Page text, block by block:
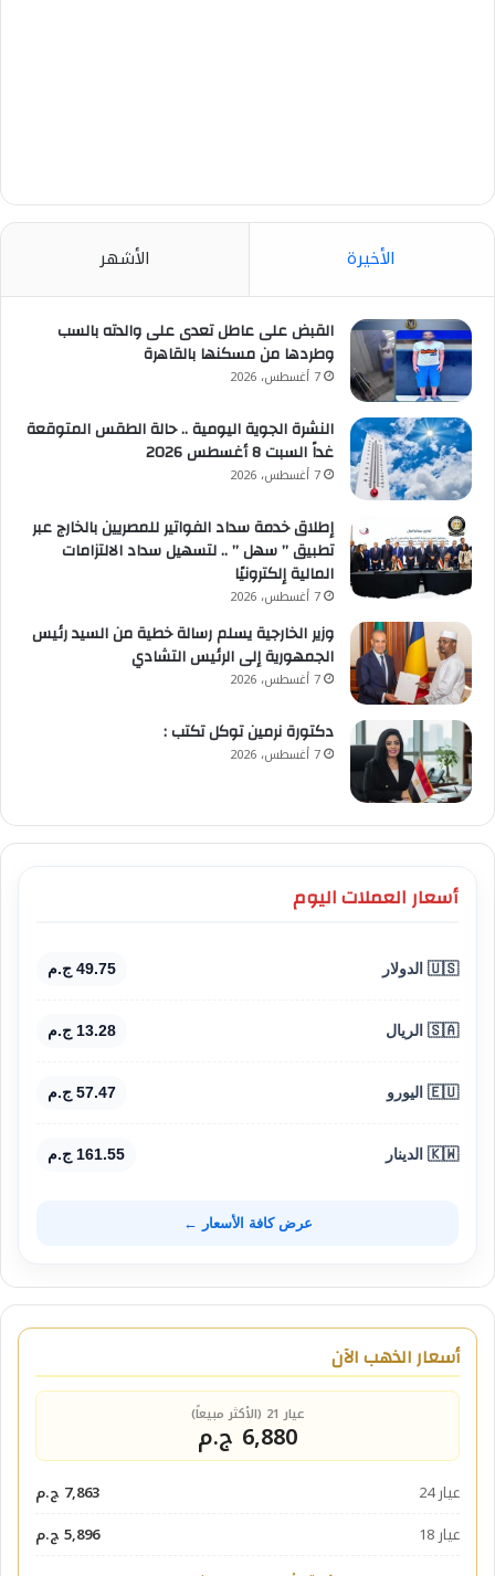
الأخيرة الأشهر
القبض على عاطل تعدى على والدته بالسب
وطردها من مسكنها بالقاهرة
7 أغسطس، 2026
النشرة الجوية اليومية .. حالة الطقس المتوقعة
غداً السبت 8 أغسطس 2026
7 أغسطس، 2026
إطلاق خدمة سداد الفواتير للمصريين بالخارج عبر
تطبيق ” سهل ” .. لتسهيل سداد الالتزامات
المالية إلكترونيًا
7 أغسطس، 2026
وزير الخارجية يسلم رسالة خطية من السيد رئيس
الجمهورية إلى الرئيس التشادي
7 أغسطس، 2026
​دكتورة نرمين توكل تكتب :
7 أغسطس، 2026
أسعار العملات اليوم
🇺🇸 الدولار 49.75 ج.م
🇸🇦 الريال 13.28 ج.م
🇪🇺 اليورو 57.47 ج.م
🇰🇼 الدينار 161.55 ج.م
عرض كافة الأسعار ←
أسعار الذهب الآن
عيار 21 (الأكثر مبيعاً)
6,880 ج.م
عيار 24
7,863 ج.م
عيار 18
5,896 ج.م